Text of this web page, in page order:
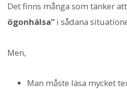
Det finns många som tänker
ögonhälsa”i sådana
Men,
Man måste läsa mycket